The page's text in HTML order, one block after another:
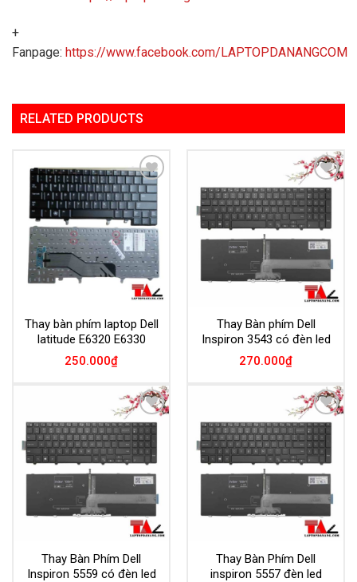
+
Fanpage: https://www.facebook.com/LAPTOPDANANGCOM
RELATED PRODUCTS
Add to
Wishlist
Thay bàn phím laptop Dell
latitude E6320 E6330
250.000₫
Add to
Wishlist
Thay Bàn phím Dell
Inspiron 3543 có đèn led
270.000₫
Add to
Wishlist
Thay Bàn Phím Dell
Inspiron 5559 có đèn led
Add to
Wishlist
Thay Bàn Phím Dell
inspiron 5557 đèn led